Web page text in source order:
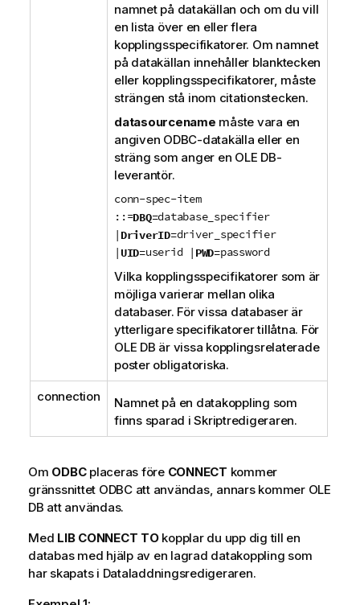
namnet på datakällan och om du vill
en lista över en eller flera
kopplingsspecifikatorer. Om namnet
på datakällan innehåller blanktecken
eller kopplingsspecifikatorer, måste
strängen stå inom citationstecken.
datasourcename måste vara en
angiven ODBC-datakälla eller en
sträng som anger en OLE DB-
leverantör.
conn-spec-item
::=DBQ=database_specifier
| DriverID=driver_specifier
|UID=userid | PWD=password
Vilka kopplingsspecifikatorer som är
möjliga varierar mellan olika
databaser. För vissa databaser är
ytterligare specifikatorer tillåtna. För
OLE DB är vissa kopplingsrelaterade
poster obligatoriska.
connection
Namnet på en datakoppling som
finns sparad i Skriptredigeraren.
Om ODBCplaceras före CONNECT kommer
gränssnittet ODBCatt användas, annars kommer OLE
DB att användas.
Med LIB CONNECT TOkopplar du upp dig till en
databas med hjälp av en lagrad datakoppling som
har skapats i Dataladdningsredigeraren.